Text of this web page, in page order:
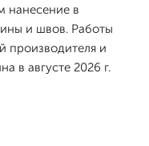
нанесение в
и швов. Работы
производителя и
в августе 2026 г.